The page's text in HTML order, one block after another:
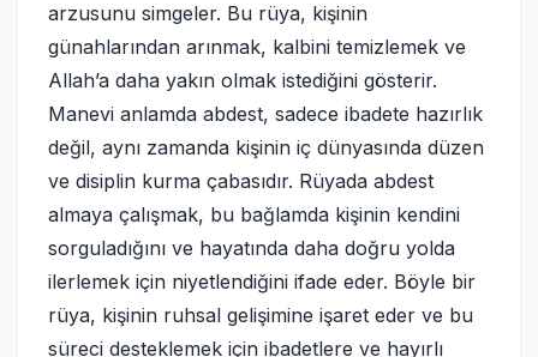
arzusunu simgeler. Bu rüya, kişinin
günahlarından arınmak, kalbini temizlemek ve
Allah’a daha yakın olmak istediğini gösterir.
Manevi anlamda abdest, sadece ibadete hazırlık
değil, aynı zamanda kişinin iç dünyasında düzen
ve disiplin kurma çabasıdır. Rüyada abdest
almaya çalışmak, bu bağlamda kişinin kendini
sorguladığını ve hayatında daha doğru yolda
ilerlemek için niyetlendiğini ifade eder. Böyle bir
rüya, kişinin ruhsal gelişimine işaret eder ve bu
süreci desteklemek için ibadetlere ve hayırlı